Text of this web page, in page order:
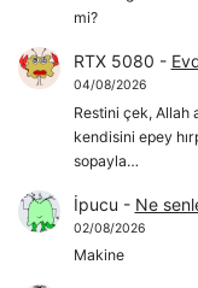
mi?
RTX 5080 -
04/08/2026
Restini çek, Allah
kendisini epey
sopayla…
İpucu - Ne
02/08/2026
Makine